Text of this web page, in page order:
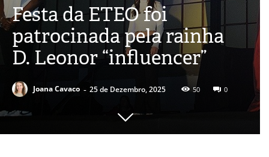
Festa da ETEO foi
patrocinada pela rainha
D. Leonor “influencer”
Joana Cavaco - 25 de Dezembro, 2025 50 0